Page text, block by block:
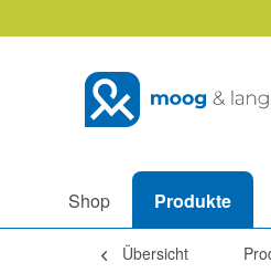
Shop Produkte
Übersicht